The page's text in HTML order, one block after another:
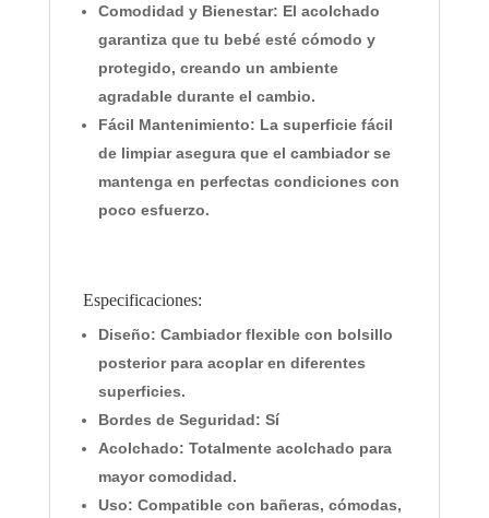
Comodidad y Bienestar: El acolchado
garantiza que tu bebé esté cómodo y
protegido, creando un ambiente
agradable durante el cambio.
Fácil Mantenimiento: La superficie fácil
de limpiar asegura que el cambiador se
mantenga en perfectas condiciones con
poco esfuerzo.
Especificaciones:
Diseño: Cambiador flexible con bolsillo
posterior para acoplar en diferentes
superficies.
Bordes de Seguridad: Sí
Acolchado: Totalmente acolchado para
mayor comodidad.
Uso: Compatible con bañeras, cómodas,